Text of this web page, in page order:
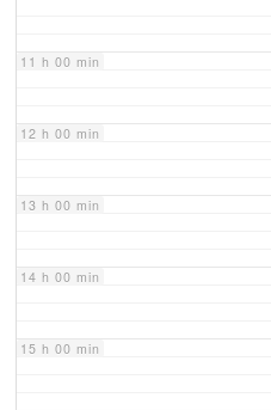
11 h 00 min
12 h 00 min
13 h 00 min
14 h 00 min
15 h 00 min